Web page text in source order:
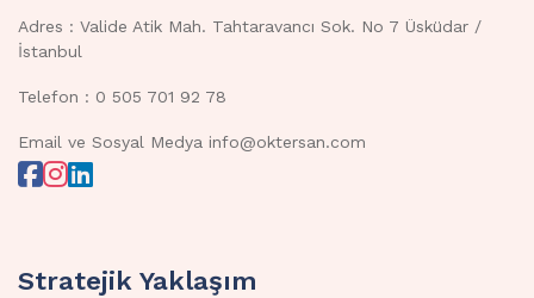
Adres : Valide Atik Mah. Tahtaravancı Sok. No 7 Üsküdar /
İstanbul
Telefon : 0 505 701 92 78
Email ve Sosyal Medya info@oktersan.com
Stratejik Yaklaşım